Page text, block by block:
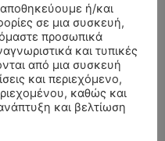
αποθηκεύουμε ή/και
σε μια συσκευή,
προσωπικά
και τυπικές
από μια συσκευή
και περιεχόμενο,
καθώς και
και βελτίωση